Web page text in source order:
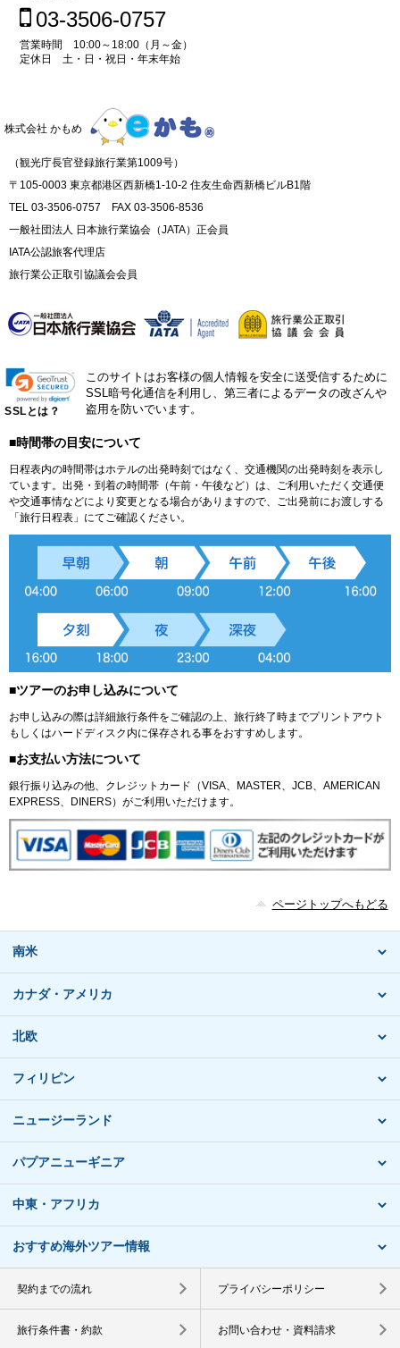
03-3506-0757
営業時間 10:00～18:00（月～金）
定休日 土・日・祝日・年末年始
株式会社 かもめ
（観光庁長官登録旅行業第1009号）
〒105-0003 東京都港区西新橋1-10-2 住友生命西新橋ビルB1階
TEL 03-3506-0757 FAX 03-3506-8536
一般社団法人 日本旅行業協会（JATA）正会員
IATA公認旅客代理店
旅行業公正取引協議会会員
SSLとは？
このサイトはお客様の個人情報を安全に送受信するために
SSL暗号化通信を利用し、第三者によるデータの改ざんや
盗用を防いでいます。
■時間帯の目安について
日程表内の時間帯はホテルの出発時刻ではなく、交通機関の出発時刻を表示し
ています。出発・到着の時間帯（午前・午後など）は、ご利用いただく交通便
や交通事情などにより変更となる場合がありますので、ご出発前にお渡しする
「旅行日程表」にてご確認ください。
■ツアーのお申し込みについて
お申し込みの際は詳細旅行条件をご確認の上、旅行終了時までプリントアウト
もしくはハードディスク内に保存される事をおすすめします。
■お支払い方法について
銀行振り込みの他、クレジットカード（VISA、MASTER、JCB、AMERICAN
EXPRESS、DINERS）がご利用いただけます。
ページトップへもどる
南米
カナダ・アメリカ
北欧
フィリピン
ニュージーランド
パプアニューギニア
中東・アフリカ
おすすめ海外ツアー情報
契約までの流れ プライバシーポリシー
旅行条件書・約款 お問い合わせ・資料請求